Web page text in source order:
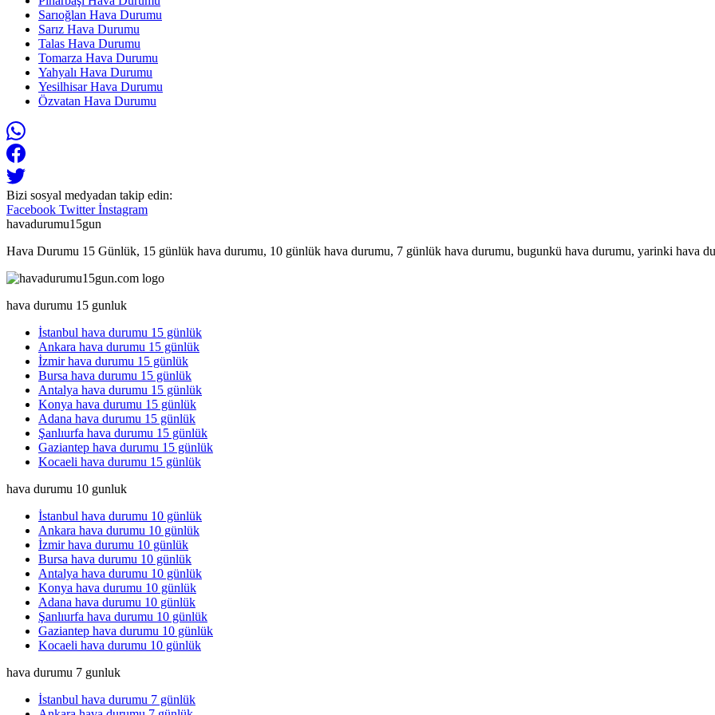
Sarıoğlan Hava Durumu
Sarız Hava Durumu
Talas Hava Durumu
Tomarza Hava Durumu
Yahyalı Hava Durumu
Yesilhisar Hava Durumu
Özvatan Hava Durumu
Bizi sosyal medyadan takip edin:
Facebook Twitterİnstagram
havadurumu15gun
Hava Durumu 15 Günlük, 15 günlük hava durumu, 10 günlük hava durumu, 7 günlük hava durumu, bugunkü hava durumu, yarinki hava
hava durumu 15 gunluk
İstanbul hava durumu 15 günlük
Ankara hava durumu 15 günlük
İzmir hava durumu 15 günlük
Bursa hava durumu 15 günlük
Antalya hava durumu 15 günlük
Konya hava durumu 15 günlük
Adana hava durumu 15 günlük
Şanlıurfa hava durumu 15 günlük
Gaziantep hava durumu 15 günlük
Kocaeli hava durumu 15 günlük
hava durumu 10 gunluk
İstanbul hava durumu 10 günlük
Ankara hava durumu 10 günlük
İzmir hava durumu 10 günlük
Bursa hava durumu 10 günlük
Antalya hava durumu 10 günlük
Konya hava durumu 10 günlük
Adana hava durumu 10 günlük
Şanlıurfa hava durumu 10 günlük
Gaziantep hava durumu 10 günlük
Kocaeli hava durumu 10 günlük
hava durumu 7 gunluk
İstanbul hava durumu 7 günlük